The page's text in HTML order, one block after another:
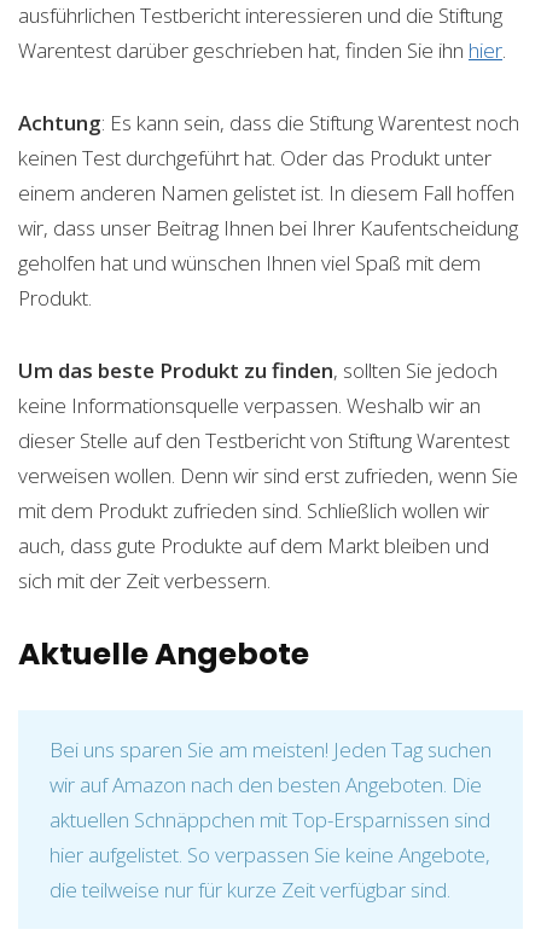
ausführlichen Testbericht interessieren und die Stiftung
Warentest darüber geschrieben hat, finden Sie ihn hier.
Achtung: Es kann sein, dass die Stiftung Warentest noch
keinen Test durchgeführt hat. Oder das Produkt unter
einem anderen Namen gelistet ist. In diesem Fall hoffen
wir, dass unser Beitrag Ihnen bei Ihrer Kaufentscheidung
geholfen hat und wünschen Ihnen viel Spaß mit dem
Produkt.
Um das beste Produkt zu finden, sollten Sie jedoch
keine Informationsquelle verpassen. Weshalb wir an
dieser Stelle auf den Testbericht von Stiftung Warentest
verweisen wollen. Denn wir sind erst zufrieden, wenn Sie
mit dem Produkt zufrieden sind. Schließlich wollen wir
auch, dass gute Produkte auf dem Markt bleiben und
sich mit der Zeit verbessern.
Aktuelle Angebote
Bei uns sparen Sie am meisten! Jeden Tag suchen
wir auf Amazon nach den besten Angeboten. Die
aktuellen Schnäppchen mit Top-Ersparnissen sind
hier aufgelistet. So verpassen Sie keine Angebote,
die teilweise nur für kurze Zeit verfügbar sind.